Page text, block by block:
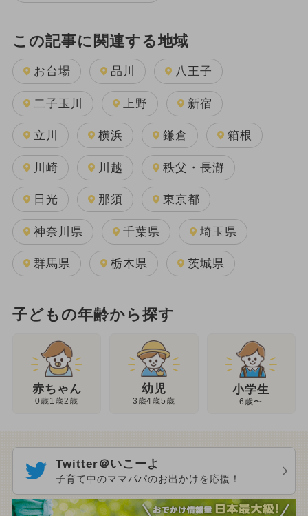
この記事に関連する地域
お台場 品川 八王子
二子玉川 上野 新宿
立川 横浜 鎌倉 箱根
川崎 川越 秩父・長瀞
日光 那須 東京都
神奈川県 千葉県 埼玉県
群馬県 栃木県 茨城県
子どもの年齢から探す
赤ちゃん
0歳1歳2歳
幼児
3歳4歳5歳
小学生
6歳〜
Twitter＠いこーよ
子育て中のママパパのお出かけを応援！